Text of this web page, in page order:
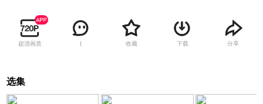
超清画质 1 收藏 下载 分享
选集